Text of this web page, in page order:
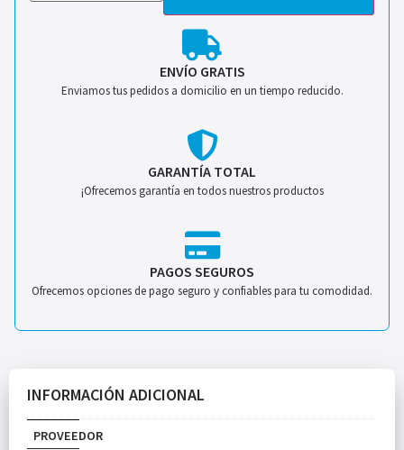
ENVÍO GRATIS
Enviamos tus pedidos a domicilio en un tiempo reducido.
GARANTÍA TOTAL
¡Ofrecemos garantía en todos nuestros productos
PAGOS SEGUROS
Ofrecemos opciones de pago seguro y confiables para tu comodidad.
INFORMACIÓN ADICIONAL
PROVEEDOR